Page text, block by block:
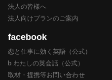
法人の皆様へ
法人向けプランのご案内
facebook
恋と仕事に効く英語（公式）
b わたしの英会話（公式）
取材・提携等お問い合わせ